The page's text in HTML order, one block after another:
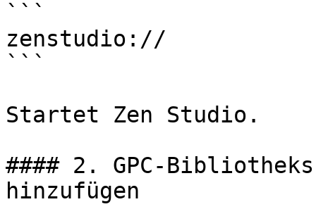
```
zenstudio://
```
Startet Zen Studio.
#### 2. GPC-
hinzufügen